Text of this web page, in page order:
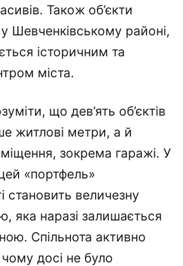
Також об’єкти
у Шевченківському районі,
історичним та
міста.
що дев’ять об’єктів
житлові метри, а й
зокрема гаражі. У
«портфель»
становить величезну
яка наразі залишається
Спільнота активно
досі не було